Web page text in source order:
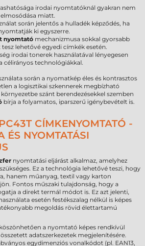
irodai nyomtatóknál gyakran nem
miatt.
során jelentős a hulladék képződés, ha
ki egyszerre.
nyomtató mechanizmusa sokkal gyorsabb
tesz lehetővé egyedi címkék esetén.
irodai tonerek használatával lényegesen
célirányos technológiákkal.
során a nyomatkép éles és kontrasztos
a logisztikai szkennerek megbízható
szánt berendezésekkel szemben
bírja a folyamatos, iparszerű igénybevételt is.
CÍMKENYOMTATÓ -
ÉS NYOMTATÁSI
nyomtatási eljárást alkalmaz, amelyhez
Ez a technológia lehetővé teszi, hogy
hanem műanyag, textil vagy karton
Fontos műszaki tulajdonság, hogy a
a direkt termál módot is. Ez azt jelenti,
esetén festékszalag nélkül is képes
megoldás rövid élettartamú
a nyomtató képes rendkívül
adatszerkezetek megjelenítésére.
egydimenziós vonalkódot (pl. EAN13,